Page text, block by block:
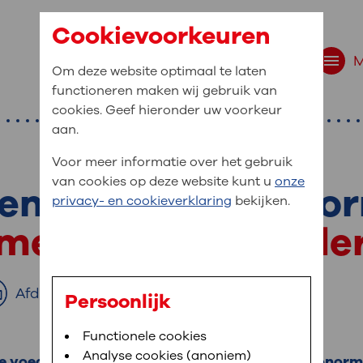
navigatie
bent u naar op
Bloedafname,MijnOLVG,Digitalisering
medische gegevens
In MijnOLVG kunt u uw medische
het u uitkomt. OLVG breidt MijnOLVG
baby met
van een
Afdrukken
Cookievoorkeuren
Om deze website optimaal te laten
functioneren maken wij gebruik van
cookies. Geef hieronder uw voorkeur
aan.
Voor meer informatie over het gebruik
van cookies op deze website kunt u onze
privacy- en cookieverklaring bekijken.
Persoonlijk
Functionele cookies
Analyse cookies (anoniem)